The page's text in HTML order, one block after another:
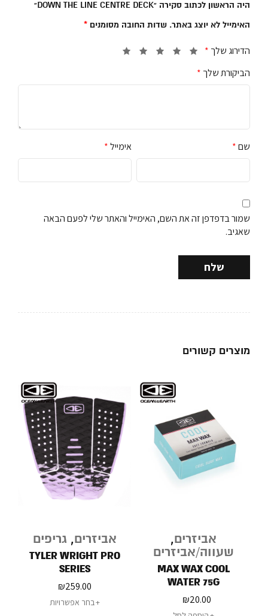
היה הראשון לכתוב סקירה “DOWN THE LINE CENTRE DECK”
האימייל לא יוצג באתר. שדות החובה מסומנים *
הדירוג שלך *
הביקורת שלך *
שם* אימייל*
שמור בדפדפן זה את השם, האימייל והאתר שלי לפעם הבאה
שאגיב.
מוצרים קשורים
אביזרים, גריפים
TYLER WRIGHT PRO
SERIES
₪259.00
בחר אפשרויות
אביזרים,
שעווה/אביזרים
MAX WAX COOL
WATER 75G
₪20.00